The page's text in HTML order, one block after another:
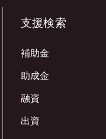
支援検索
補助金
助成金
融資
出資